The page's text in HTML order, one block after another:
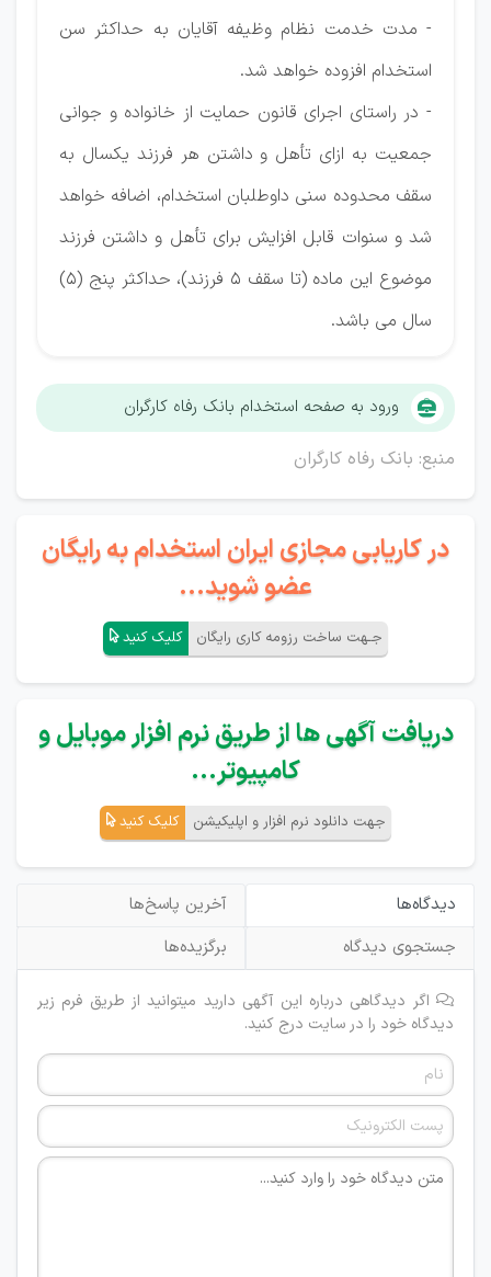
- مدت خدمت نظام وظیفه آقایان به حداکثر سن
استخدام افزوده خواهد شد.
- در راستای اجرای قانون حمایت از خانواده و جوانی
جمعیت به ازای تأهل و داشتن هر فرزند یکسال به
سقف محدوده سنی داوطلبان استخدام، اضافه خواهد
شد و سنوات قابل افزایش برای تأهل و داشتن فرزند
موضوع این ماده (تا سقف 5 فرزند)، حداکثر پنج (5)
سال می باشد.
ورود به صفحه استخدام بانک رفاه کارگران
منبع: بانک رفاه کارگران
در کاریابی مجازی ایران استخدام به رایگان
عضو شوید...
جـهت ساخت رزومه کاری رایگان کلیک کنید
دریافت آگهی ها از طریق نرم افزار موبایل و
کامپیوتر...
جهت دانلود نرم افزار و اپلیکیشن کلیک کنید
دیدگاه‌ها
آخرین پاسخ‌ها
جستجوی دیدگاه
برگزیده‌ها
اگر دیدگاهی درباره این آگهی دارید میتوانید از طریق فرم زیر
دیدگاه خود را در سایت درج کنید.